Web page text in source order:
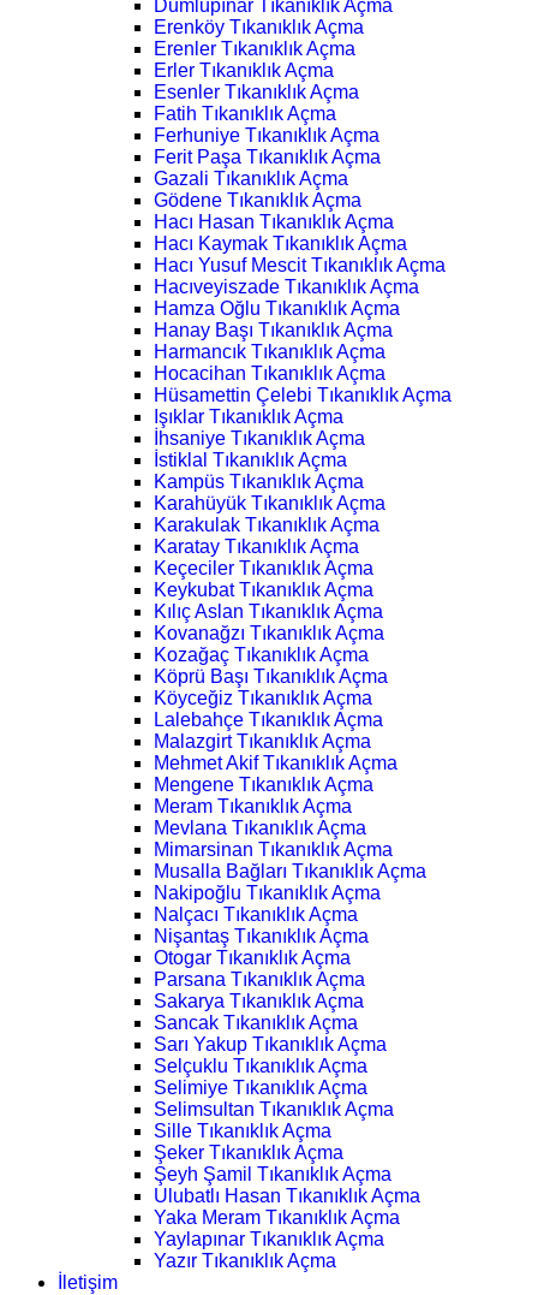
Dumlupınar Tıkanıklık Açma
Erenköy Tıkanıklık Açma
Erenler Tıkanıklık Açma
Erler Tıkanıklık Açma
Esenler Tıkanıklık Açma
Fatih Tıkanıklık Açma
Ferhuniye Tıkanıklık Açma
Ferit Paşa Tıkanıklık Açma
Gazali Tıkanıklık Açma
Gödene Tıkanıklık Açma
Hacı Hasan Tıkanıklık Açma
Hacı Kaymak Tıkanıklık Açma
Hacı Yusuf Mescit Tıkanıklık Açma
Hacıveyiszade Tıkanıklık Açma
Hamza Oğlu Tıkanıklık Açma
Hanay Başı Tıkanıklık Açma
Harmancık Tıkanıklık Açma
Hocacihan Tıkanıklık Açma
Hüsamettin Çelebi Tıkanıklık Açma
Işıklar Tıkanıklık Açma
İhsaniye Tıkanıklık Açma
İstiklal Tıkanıklık Açma
Kampüs Tıkanıklık Açma
Karahüyük Tıkanıklık Açma
Karakulak Tıkanıklık Açma
Karatay Tıkanıklık Açma
Keçeciler Tıkanıklık Açma
Keykubat Tıkanıklık Açma
Kılıç Aslan Tıkanıklık Açma
Kovanağzı Tıkanıklık Açma
Kozağaç Tıkanıklık Açma
Köprü Başı Tıkanıklık Açma
Köyceğiz Tıkanıklık Açma
Lalebahçe Tıkanıklık Açma
Malazgirt Tıkanıklık Açma
Mehmet Akif Tıkanıklık Açma
Mengene Tıkanıklık Açma
Meram Tıkanıklık Açma
Mevlana Tıkanıklık Açma
Mimarsinan Tıkanıklık Açma
Musalla Bağları Tıkanıklık Açma
Nakipoğlu Tıkanıklık Açma
Nalçacı Tıkanıklık Açma
Nişantaş Tıkanıklık Açma
Otogar Tıkanıklık Açma
Parsana Tıkanıklık Açma
Sakarya Tıkanıklık Açma
Sancak Tıkanıklık Açma
Sarı Yakup Tıkanıklık Açma
Selçuklu Tıkanıklık Açma
Selimiye Tıkanıklık Açma
Selimsultan Tıkanıklık Açma
Sille Tıkanıklık Açma
Şeker Tıkanıklık Açma
Şeyh Şamil Tıkanıklık Açma
Ulubatlı Hasan Tıkanıklık Açma
Yaka Meram Tıkanıklık Açma
Yaylapınar Tıkanıklık Açma
Yazır Tıkanıklık Açma
İletişim